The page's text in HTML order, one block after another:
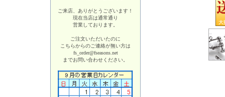
ご来店、ありがとうございます！
現在当店は通常通り
営業しております。
ご注文いただいたのに
こちらからのご連絡が無い方は
fs_order@fseasons.net
までお問い合わせください。